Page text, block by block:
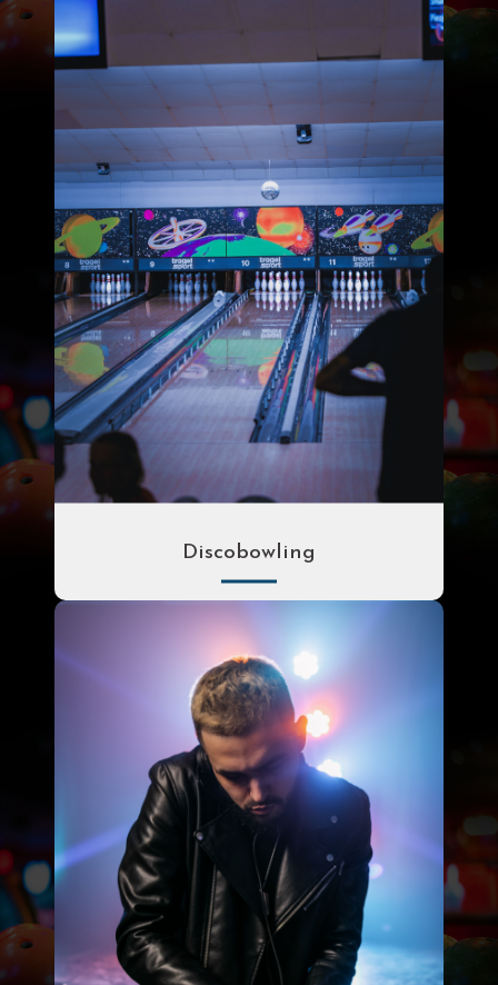
Incl.
Per persoon
Discobowling
€ 38.00
Per spel pp
€ 5.00